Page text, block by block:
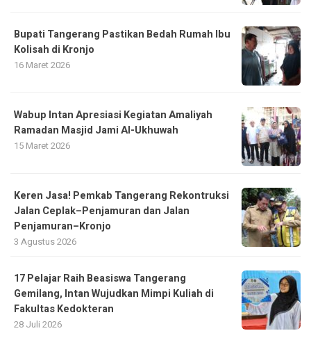
Bupati Tangerang Pastikan Bedah Rumah Ibu
Kolisah di Kronjo
16 Maret 2026
Wabup Intan Apresiasi Kegiatan Amaliyah
Ramadan Masjid Jami Al-Ukhuwah
15 Maret 2026
Keren Jasa! Pemkab Tangerang Rekontruksi
Jalan Ceplak–Penjamuran dan Jalan
Penjamuran–Kronjo
3 Agustus 2026
17 Pelajar Raih Beasiswa Tangerang
Gemilang, Intan Wujudkan Mimpi Kuliah di
Fakultas Kedokteran
28 Juli 2026